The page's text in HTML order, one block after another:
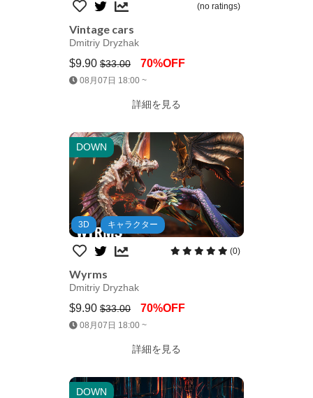
(no ratings)
Vintage cars
Dmitriy Dryzhak
$9.90 $33.00 70%OFF
08月07日 18:00 ~
詳細を見る
DOWN
Jump AssetStore
3D キャラクター
(0)
Wyrms
Dmitriy Dryzhak
$9.90 $33.00 70%OFF
08月07日 18:00 ~
詳細を見る
DOWN
Jump AssetStore